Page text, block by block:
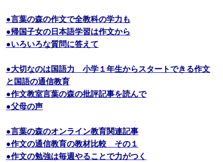
●言葉の森の作文で全教科の学力も
●帰国子女の日本語学習は作文から
●いろいろな質問に答えて
●大切なのは国語力 小学１年生からスタートできる作文
と国語の通信教育
●作文教室言葉の森の批評記事を読んで
●父母の声
●言葉の森のオンライン教育関連記事
●作文の通信教育の教材比較 その１
●作文の勉強は毎週やることで力がつく